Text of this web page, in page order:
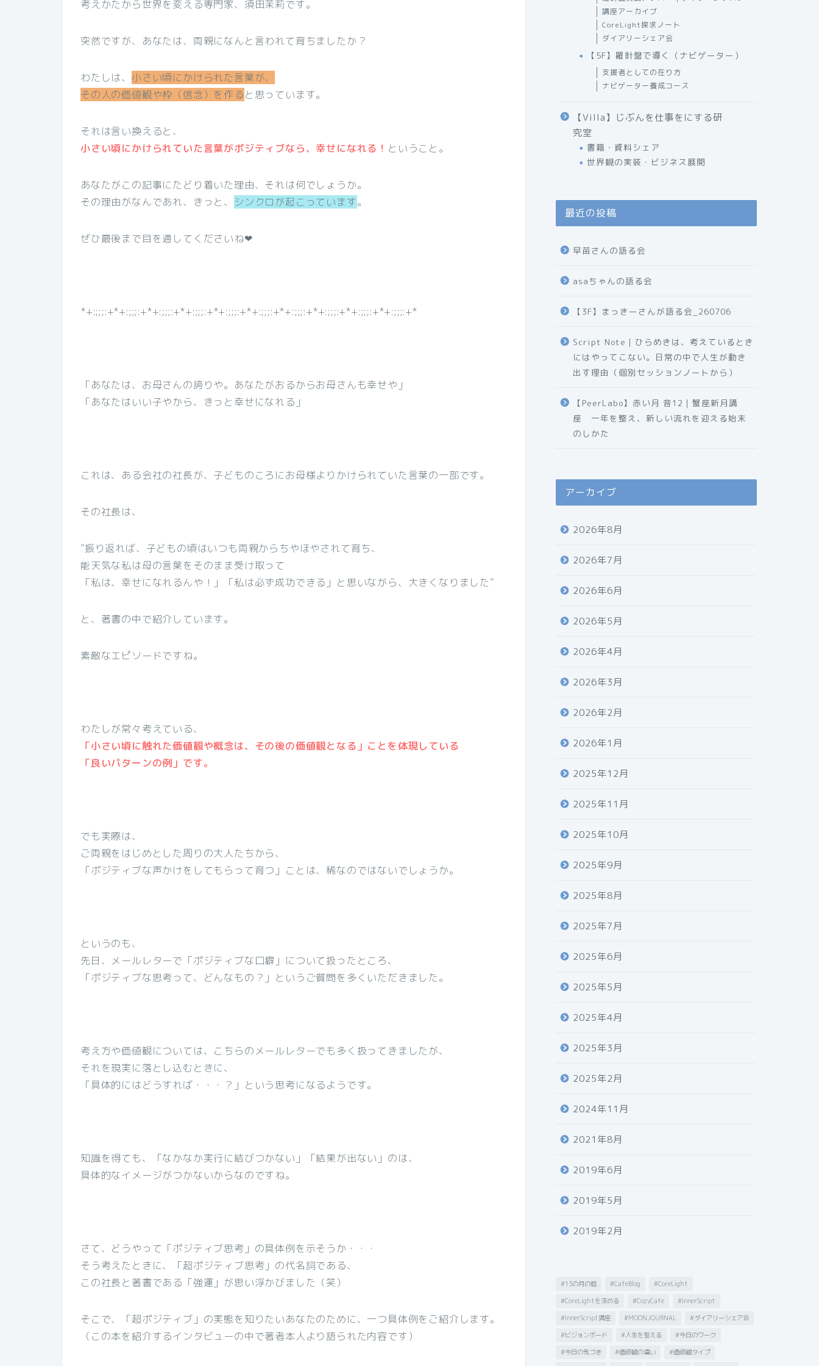
考えかたから世界を変える専門家、須田茉莉です。
突然ですが、あなたは、両親になんと言われて育ちましたか？
わたしは、 小さい頃にかけられた言葉が、
その人の価値観や枠（信念）を作ると思っています。
それは言い換えると、
小さい頃にかけられていた言葉がポジティブなら、幸せになれる！ ということ。
あなたがこの記事にたどり着いた理由、それは何でしょうか。
その理由がなんであれ、きっと、 シンクロが起こっています。
ぜひ最後まで目を通してくださいね❤︎
*+:;;;:+*+:;;;:+*+:;;;:+*+:;;;:+*+:;;;:+*+:;;;:+*+:;;;:+*+:;;;:+*+:;;;:+*+:;;;:+*
「あなたは、お母さんの誇りや。あなたがおるからお母さんも幸せや」
「あなたはいい子やから、きっと幸せになれる」
これは、ある会社の社長が、子どものころにお母様よりかけられていた言葉の一部です。
その社長は、
”振り返れば、子どもの頃はいつも両親からちやほやされて育ち、
能天気な私は母の言葉をそのまま受け取って
「私は、幸せになれるんや！」「私は必ず成功できる」と思いながら、大きくなりました”
と、著書の中で紹介しています。
素敵なエピソードですね。
わたしが常々考えている、
「小さい頃に触れた価値観や概念は、その後の価値観となる」ことを体現している
「良いパターンの例」です。
でも実際は、
ご両親をはじめとした周りの大人たちから、
「ポジティブな声かけをしてもらって育つ」ことは、稀なのではないでしょうか。
というのも、
先日、メールレターで「ポジティブな口癖」について扱ったところ、
「ポジティブな思考って、どんなもの？」というご質問を多くいただきました。
考え方や価値観については、こちらのメールレターでも多く扱ってきましたが、
それを現実に落とし込むときに、
「具体的にはどうすれば・・・？」という思考になるようです。
知識を得ても、「なかなか実行に結びつかない」「結果が出ない」のは、
具体的なイメージがつかないからなのですね。
さて、どうやって「ポジティブ思考」の具体例を示そうか・・・
そう考えたときに、「超ポジティブ思考」の代名詞である、
この社長と著書である「強運」が思い浮かびました（笑）
そこで、「超ポジティブ」の実態を知りたいあなたのために、一つ具体例をご紹介します。
（この本を紹介するインタビューの中で著者本人より語られた内容です）
講座アーカイブ
CoreLight探求ノート
ダイアリーシェア会
【5F】羅針盤で導く（ナビゲーター）
支援者としての在り方
ナビゲーター養成コース
【Villa】じぶんを仕事をにする研
究室
書籍・資料シェア
世界観の実装・ビジネス展開
最近の投稿
早苗さんの語る会
asaちゃんの語る会
【3F】まっきーさんが語る会_260706
Script Note｜ひらめきは、考えているとき
にはやってこない。日常の中で人生が動き
出す理由（個別セッションノートから）
【PeerLabo】赤い月 音12｜蟹座新月講
座 一年を整え、新しい流れを迎える始末
のしかた
アーカイブ
2026年8月
2026年7月
2026年6月
2026年5月
2026年4月
2026年3月
2026年2月
2026年1月
2025年12月
2025年11月
2025年10月
2025年9月
2025年8月
2025年7月
2025年6月
2025年5月
2025年4月
2025年3月
2025年2月
2024年11月
2021年8月
2019年6月
2019年5月
2019年2月
#13の月の暦 #CafeBlog
#CoreLight
#CoreLightを深める
#CozyCafe
#InnerScript
#InnerScript講座
#MOONJOURNAL
#ダイアリーシェア会
#ビジョンボード
#人生を整える
#今日のワーク
#今日の気づき
#価値観の違い
#価値観タイプ